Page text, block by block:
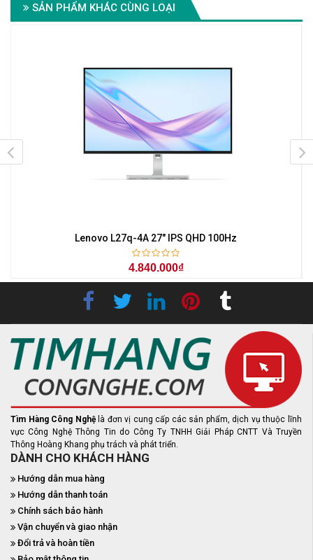
SẢN PHẨM KHÁC CÙNG LOẠI
Lenovo L27q-4A 27" IPS QHD 100Hz
4.840.000₫
Tìm Hàng Công Nghệ là đơn vị cung cấp các sản phẩm, dịch vụ thuộc lĩnh
vực Công Nghệ Thông Tin do Công Ty TNHH Giải Pháp CNTT Và Truyền
Thông Hoàng Khang phụ trách và phát triển.
DÀNH CHO KHÁCH HÀNG
Hướng dẫn mua hàng
Hướng dẫn thanh toán
Chính sách bảo hành
Vận chuyển và giao nhận
Đổi trả và hoàn tiền